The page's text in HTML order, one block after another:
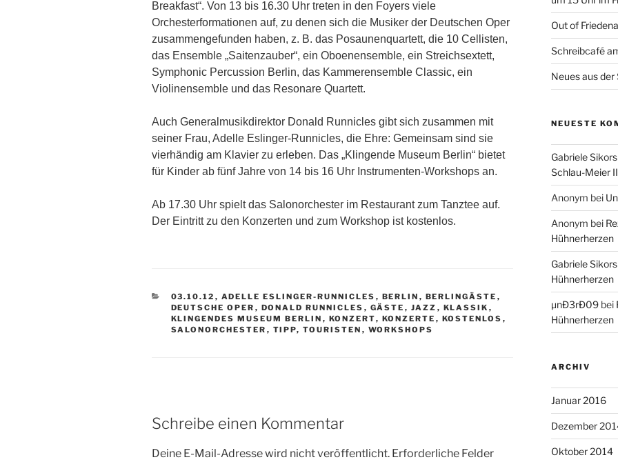
Breakfast“. Von 13 bis 16.30 Uhr treten in den Foyers viele
Orchesterformationen auf, zu denen sich die Musiker der Deutschen Oper
zusammengefunden haben, z. B. das Posaunenquartett, die 10 Cellisten,
das Ensemble „Saitenzauber“, ein Oboenensemble, ein Streichsextett,
Symphonic Percussion Berlin, das Kammerensemble Classic, ein
Violinensemble und das Resonare Quartett.
Auch Generalmusikdirektor Donald Runnicles gibt sich zusammen mit
seiner Frau, Adelle Eslinger-Runnicles, die Ehre: Gemeinsam sind sie
vierhändig am Klavier zu erleben. Das „Klingende Museum Berlin“ bietet
für Kinder ab fünf Jahre von 14 bis 16 Uhr Instrumenten-Workshops an.
Ab 17.30 Uhr spielt das Salonorchester im Restaurant zum Tanztee auf.
Der Eintritt zu den Konzerten und zum Workshop ist kostenlos.
KATEGORIEN
03.10.12 , ADELLE ESLINGER-RUNNICLES , BERLIN , BERLINGÄSTE ,
DEUTSCHE OPER , DONALD RUNNICLES , GÄSTE , JAZZ , KLASSIK ,
KLINGENDES MUSEUM BERLIN , KONZERT, KONZERTE , KOSTENLOS ,
SALONORCHESTER , TIPP, TOURISTEN , WORKSHOPS
Schreibe einen Kommentar
Deine E-Mail-Adresse wird nicht veröffentlicht. Erforderliche Felder
Out of
Schreibcafé
Neues aus
NEUESTE
Gabriele
Schlau-Meier II
Anonym bei
Anonym bei
Hühnerherzen
Gabriele
Hühnerherzen
µnÐ3rÐ09bei
Hühnerherzen
ARCHIV
Januar 2016
Dezember
Oktober 2014